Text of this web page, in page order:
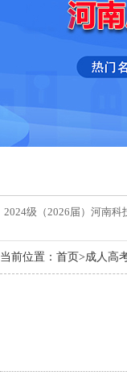
2024级（2026届）河南科
当前位置： 首页>成人高